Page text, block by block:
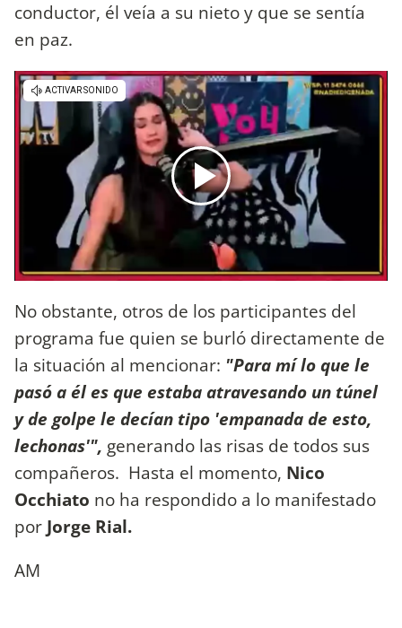
conductor, él veía a su nieto y que se sentía
en paz.
No obstante, otros de los participantes del
programa fue quien se burló directamente de
la situación al mencionar: "Para mí lo que le
pasó a él es que estaba atravesando un túnel
y de golpe le decían tipo 'empanada de esto,
lechonas'", generando las risas de todos sus
compañeros. Hasta el momento, Nico
Occhiato no ha respondido a lo manifestado
por Jorge Rial.
AM